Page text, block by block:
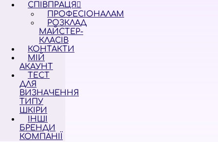
СПІВПРАЦЯ
ПРОФЕСІОНАЛАМ
РОЗКЛАД
МАЙСТЕР-
КЛАСІВ
КОНТАКТИ
МІЙ
АКАУНТ
ТЕСТ
ДЛЯ
ВИЗНАЧЕННЯ
ТИПУ
ШКІРИ
ІНШІ
БРЕНДИ
КОМПАНІЇ